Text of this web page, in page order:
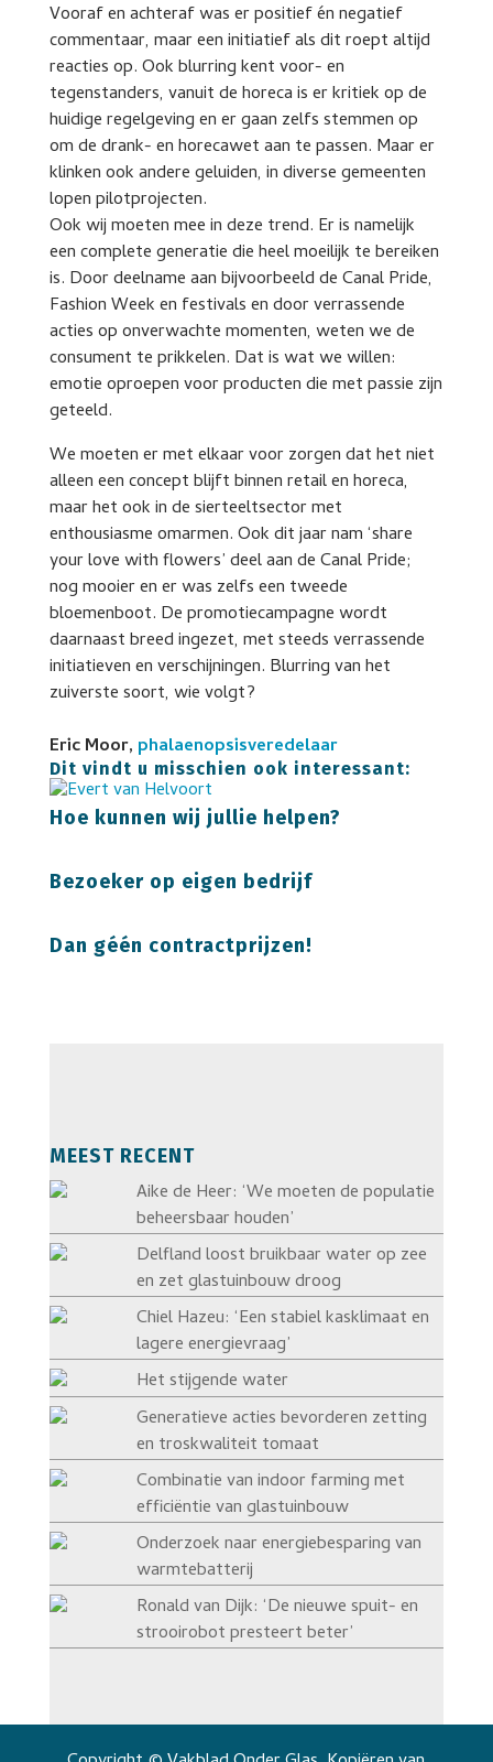
Vooraf en achteraf was er positief én negatief
commentaar, maar een initiatief als dit roept altijd
reacties op. Ook blurring kent voor- en
tegenstanders, vanuit de horeca is er kritiek op de
huidige regelgeving en er gaan zelfs stemmen op
om de drank- en horecawet aan te passen. Maar er
klinken ook andere geluiden, in diverse gemeenten
lopen pilotprojecten.
Ook wij moeten mee in deze trend. Er is namelijk
een complete generatie die heel moeilijk te bereiken
is. Door deelname aan bijvoorbeeld de Canal Pride,
Fashion Week en festivals en door verrassende
acties op onverwachte momenten, weten we de
consument te prikkelen. Dat is wat we willen:
emotie oproepen voor producten die met passie zijn
geteeld.
We moeten er met elkaar voor zorgen dat het niet
alleen een concept blijft binnen retail en horeca,
maar het ook in de sierteeltsector met
enthousiasme omarmen. Ook dit jaar nam ‘share
your love with flowers’ deel aan de Canal Pride;
nog mooier en er was zelfs een tweede
bloemenboot. De promotiecampagne wordt
daarnaast breed ingezet, met steeds verrassende
initiatieven en verschijningen. Blurring van het
zuiverste soort, wie volgt?
Eric Moor, phalaenopsisveredelaar
Dit vindt u misschien ook interessant:
Hoe kunnen wij jullie helpen?
Bezoeker op eigen bedrijf
Dan géén contractprijzen!
MEEST RECENT
Aike de Heer: ‘We moeten de populatie
beheersbaar houden’
Delfland loost bruikbaar water op zee
en zet glastuinbouw droog
Chiel Hazeu: ‘Een stabiel kasklimaat en
lagere energievraag’
Het stijgende water
Generatieve acties bevorderen zetting
en troskwaliteit tomaat
Combinatie van indoor farming met
efficiëntie van glastuinbouw
Onderzoek naar energiebesparing van
warmtebatterij
Ronald van Dijk: ‘De nieuwe spuit- en
strooirobot presteert beter’